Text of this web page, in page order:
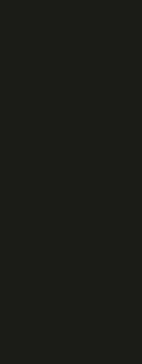
do plano do
e ironizar
lugar no Brasil